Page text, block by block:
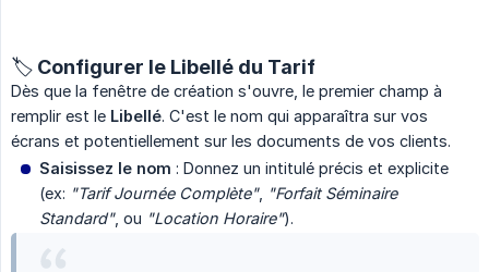
🏷️ Configurer le Libellé du Tarif
Dès que la fenêtre de création s'ouvre, le premier champ à
remplir est le Libellé. C'est le nom qui apparaîtra sur vos
écrans et potentiellement sur les documents de vos clients.
Saisissez le nom : Donnez un intitulé précis et explicite
(ex: "Tarif Journée Complète", "Forfait Séminaire
Standard", ou "Location Horaire").